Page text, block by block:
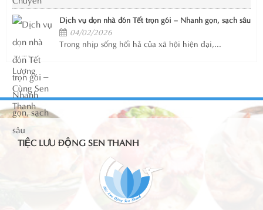
Dịch vụ dọn nhà đón Tết trọn gói – Nhanh gọn, sạch sâu
04/02/2026
Trong nhịp sống hối hả của xã hội hiện đại,...
TIỆC LƯU ĐỘNG SEN THANH